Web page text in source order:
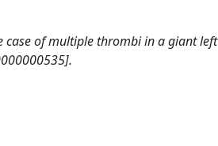
case of multiple thrombi in a giant left